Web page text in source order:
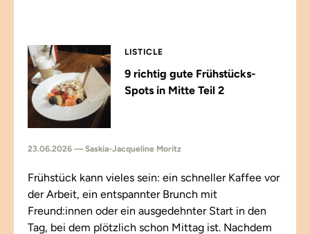
LISTICLE
9 richtig gute Frühstücks-
Spots in Mitte Teil 2
23.06.2026 — Saskia-Jacqueline Moritz
Frühstück kann vieles sein: ein schneller Kaffee vor
der Arbeit, ein entspannter Brunch mit
Freund:innen oder ein ausgedehnter Start in den
Tag, bei dem plötzlich schon Mittag ist. Nachdem